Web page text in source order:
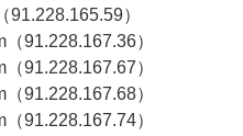
91.228.165.59）
91.228.167.36）
91.228.167.67）
91.228.167.68）
91.228.167.74）